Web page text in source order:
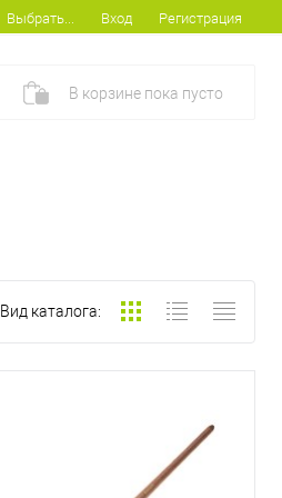
Выбрать... Вход Регистрация
В корзине пока пусто
Вид каталога: